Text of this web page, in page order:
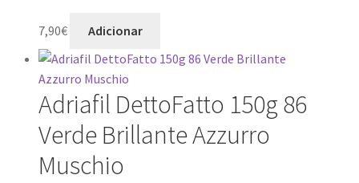
7,90€ Adicionar
Adriafil DettoFatto 150g 86
Verde Brillante Azzurro
Muschio